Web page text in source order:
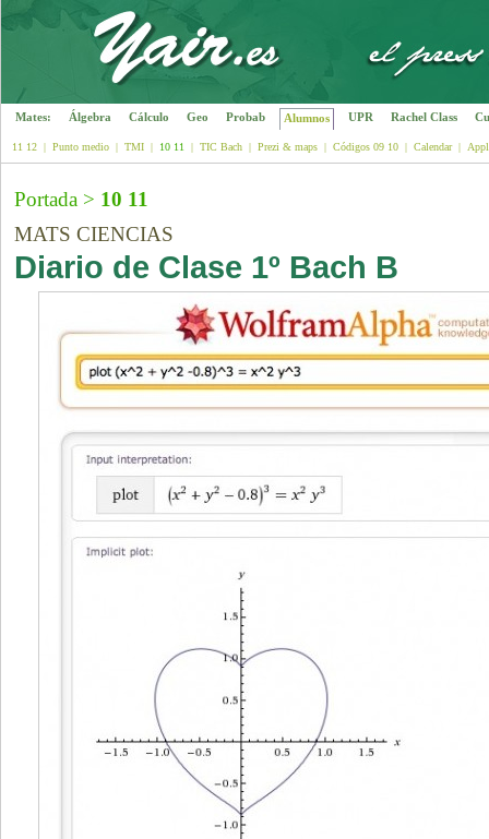
Mates: Álgebra Cálculo Geo Probab Alumnos UPR Rachel Class
11 12 | Punto medio | TMI | 10 11 | TIC Bach | Prezi & maps | Códigos 09 10 | Calendar|
Portada > 10 11
MATS CIENCIAS
Diario de Clase 1º Bach B